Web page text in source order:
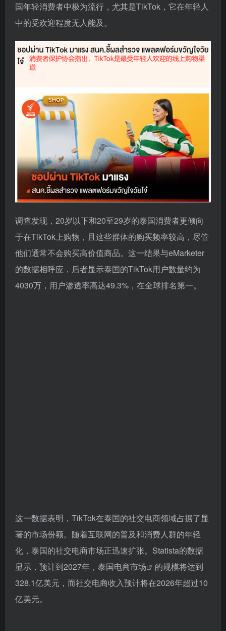
国年轻消费者中极为流行，尤其是TikTok，它在年轻人
中的受欢迎程度无人能及。
调查发现，20岁以下和20至29岁的泰国消费者更倾向
于在TikTok上购物，且这些群体的购买频率较高，尽管
他们通常不会购买高价值商品。这一结果与eMarketer
的数据相呼应，后者显示泰国的TikTok用户数量约为
4030万，用户渗透率高达49.3%，在全球排名第一。
这一数据表明，TikTok在泰国的社交电商领域占据了显
著的市场份额。随着互联网的普及和消费人群的年轻
化，泰国的社交电商市场正迅速扩张。Statista的数据
显示，预计到2027年， 泰国电商市场
的规模将达到
328.1亿美元，而社交电商收入预计将在2026年超过10
亿美元。